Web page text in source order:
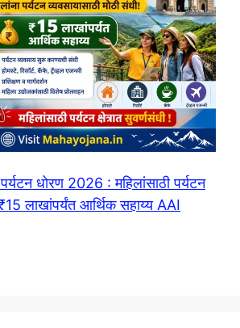
धोरण 2026 : महिलांसाठी पर्यटन
लाखांपर्यंत आर्थिक सहाय्य AAI